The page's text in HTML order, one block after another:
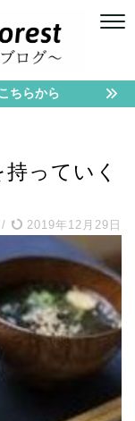
ちらから
っていく
/ 2019年12月29日